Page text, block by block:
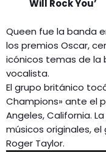
Will Rock You’
Queen fue la banda
los premios Oscar,
icónicos temas de la
vocalista.
El grupo británico
Champions» ante el
Angeles, California.
músicos originales,
Roger Taylor.